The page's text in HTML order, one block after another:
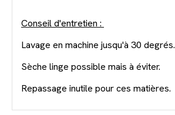
Conseil d'entretien :
Lavage en machine jusqu'à 30 degrés.
Sèche linge possible mais à éviter.
Repassage inutile pour ces matières.